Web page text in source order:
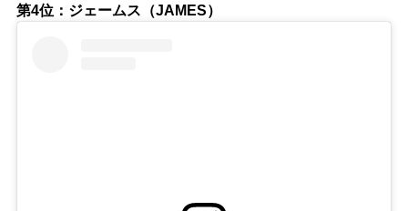
第4位：ジェームス（JAMES）